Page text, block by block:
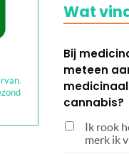
Wat
Bij
meteen
cannabis?
Ik rook
merk ik